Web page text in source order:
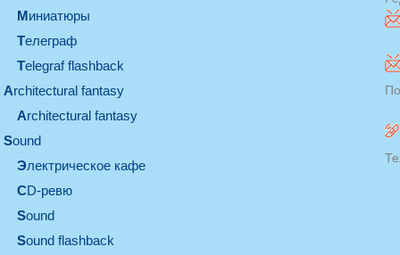
миниатюры
телеграф
Telegraf flashback
architectural fantasy
architectural fantasy
sound
электрическое кафе
CD-ревю
sound
Sound flashback